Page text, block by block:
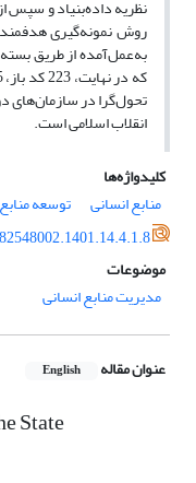
تحول‌گرا در سازمان‌های
انقلاب اسلامی است.
کلیدواژه‌ها
منابع انسانی
توسعه
موضوعات
مدیریت منابع انسانی
عنوان مقاله English
State